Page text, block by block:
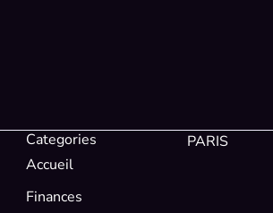
Categories
Accueil
Finances
PARIS